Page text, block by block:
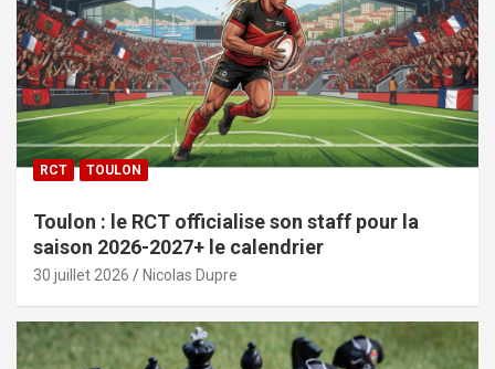
RCT TOULON
Toulon : le RCT officialise son staff pour la
saison 2026-2027+ le calendrier
30 juillet 2026 Nicolas Dupre